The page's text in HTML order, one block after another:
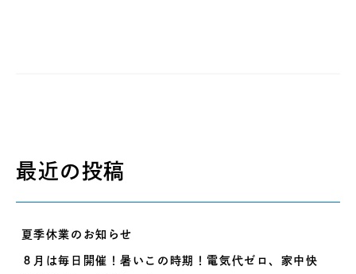
最近の投稿
夏季休業のお知らせ
８月は毎日開催！暑いこの時期！電気代ゼロ、家中快